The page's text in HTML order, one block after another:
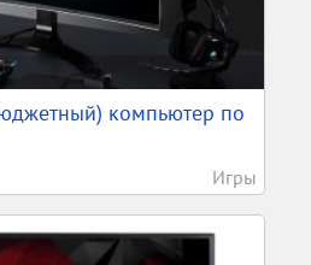
компьютер по
Игры